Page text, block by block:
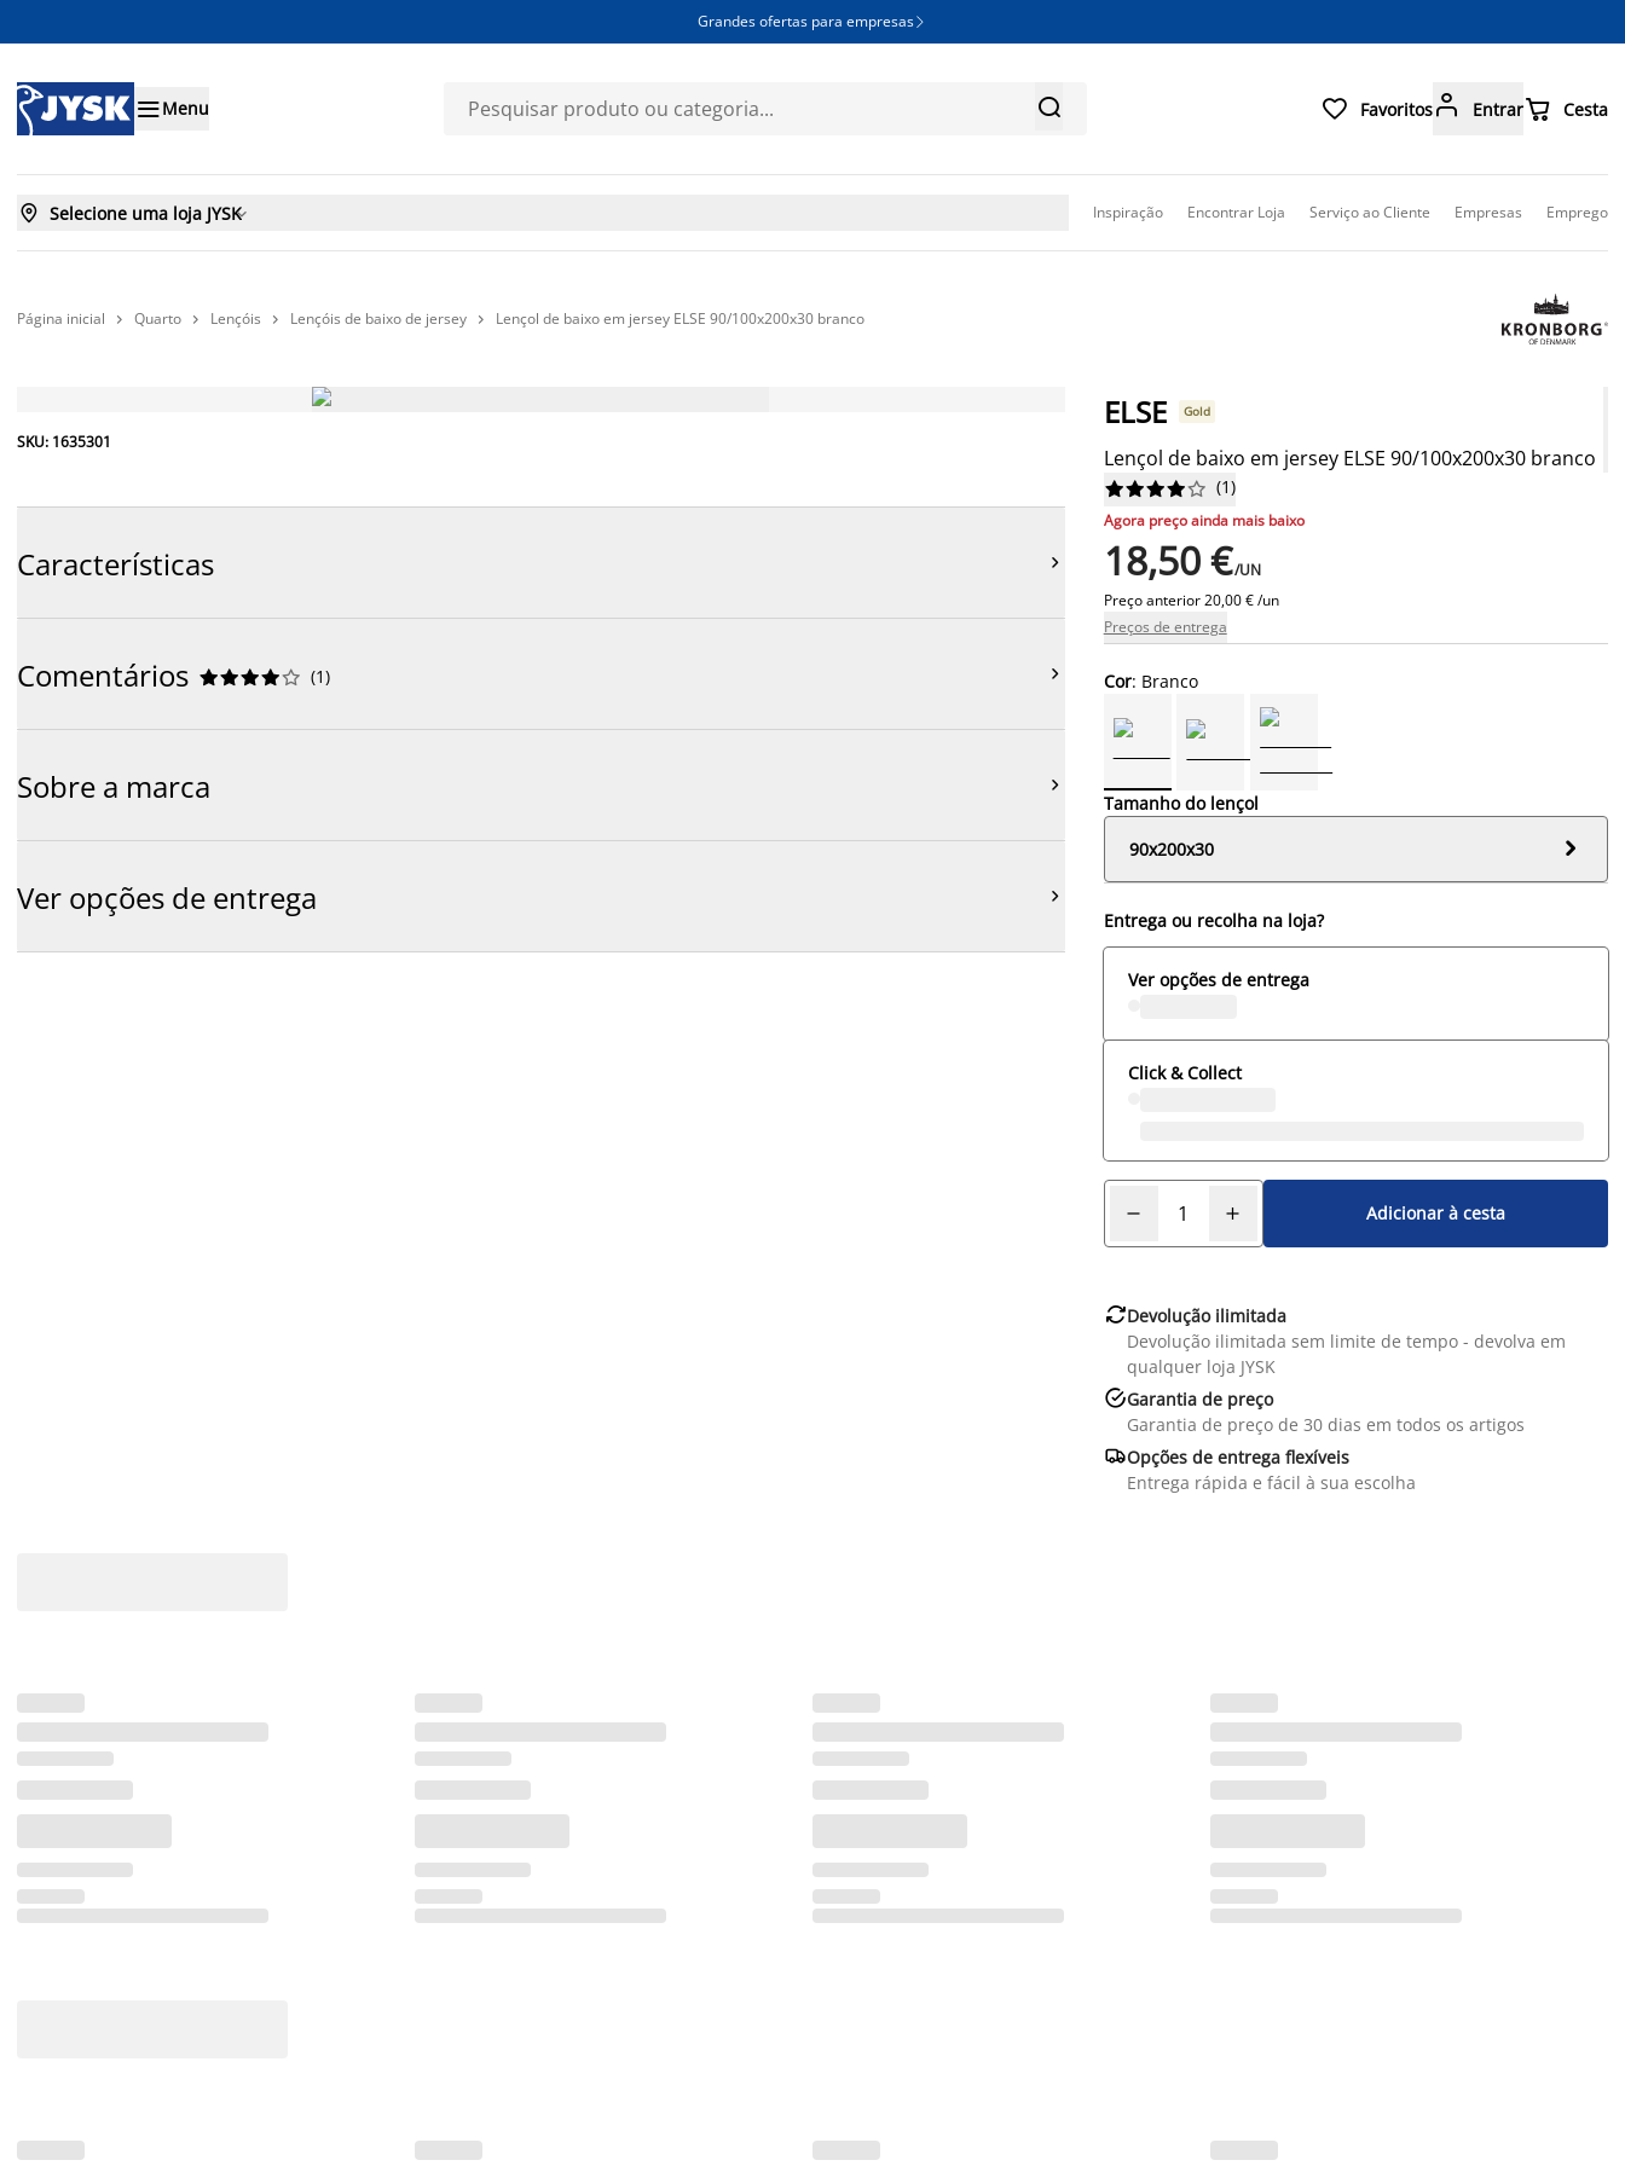
Grandes ofertas para empresas 
Menu   Favoritos Entrar Cesta
 Selecione uma loja JYSK Inspiração Encontrar Loja Serviço ao Cliente Empresas Emprego
Página inicial  Quarto  Lençóis  Lençóis de baixo de jersey  Lençol de baixo em jersey ELSE 90/100x200x30 branco
PREÇO SEMPRE BAIXO
SKU: 1635301
Características 
Comentários 




 (1) 
Sobre a marca 
Ver opções de entrega 
ELSE Gold
Lençol de baixo em jersey ELSE 90/100x200x30 branco





 (1)
Agora preço ainda mais baixo
18,50 €/UN
Preço anterior20,00 € /un
Preços de entrega
Cor: Branco
Tamanho do lençol
90x200x30

Entrega ou recolha na loja?
Ver opções de entrega
Click & Collect
Adicionar à cesta
Devolução ilimitada
Devolução ilimitada sem limite de tempo - devolva em
qualquer loja JYSK
Garantia de preço
Garantia de preço de 30 dias em todos os artigos
Opções de entrega flexíveis
Entrega rápida e fácil à sua escolha